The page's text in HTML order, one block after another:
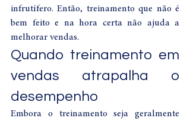
infrutífero. Então, treinamento que não é
bem feito e na hora certa não ajuda a
melhorar vendas.
Quando treinamento em
vendas atrapalha o
desempenho
Embora o treinamento seja geralmente